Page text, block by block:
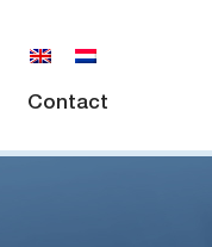
Contact